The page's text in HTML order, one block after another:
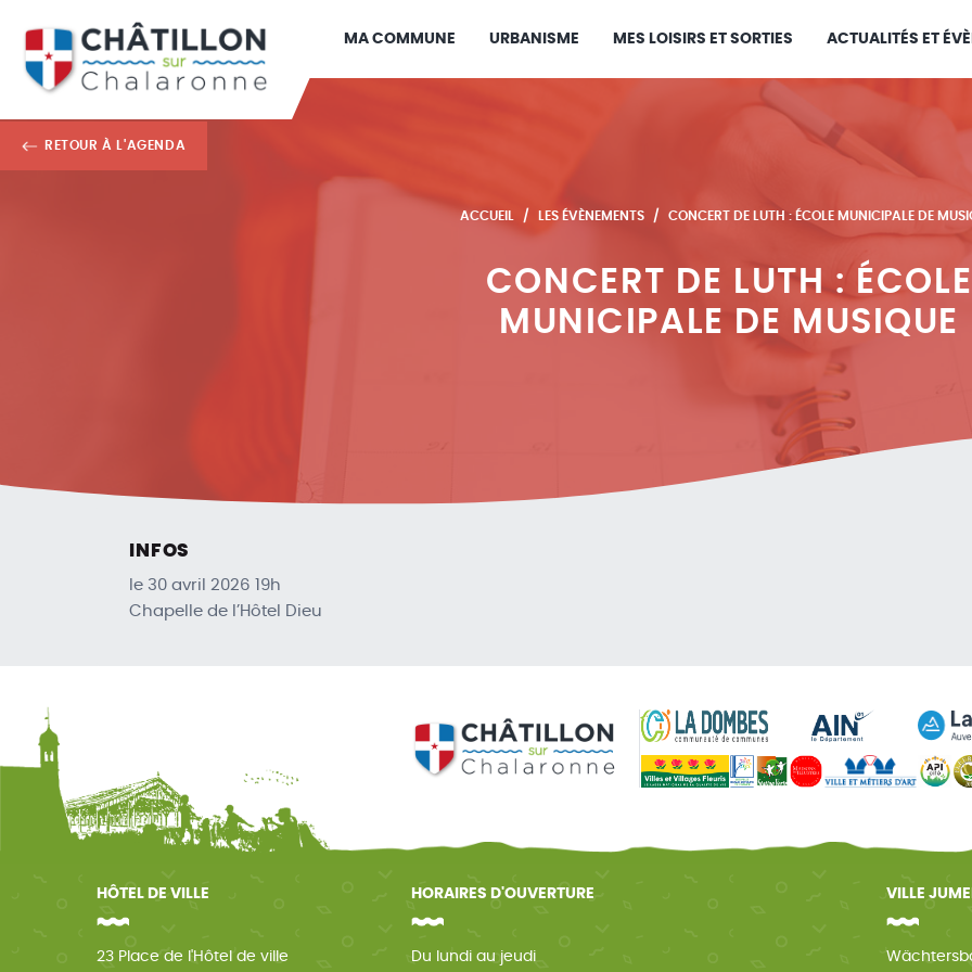
MA COMMUNE URBANISME MES LOISIRS ET SORTIES ACTUALITÉS ET
ACCUEIL LES ÉVÈNEMENTS CONCERT DE LUTH : ÉCOLE MUNICIPALE DE
CONCERT DE LUTH : ÉCOLE
MUNICIPALE DE MUSIQUE
RETOUR À L'AGENDA
INFOS
le 30 avril 2026 19h
Chapelle de l’Hôtel Dieu
HÔTEL DE VILLE
23 Place de l'Hôtel de ville
HORAIRES D'OUVERTURE
Du lundi au jeudi
VILLE